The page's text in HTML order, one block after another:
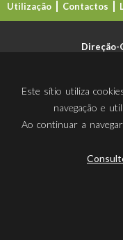
Utilização
Contactos
Direção-
Este sítio utiliza
navegação e
Ao continuar a